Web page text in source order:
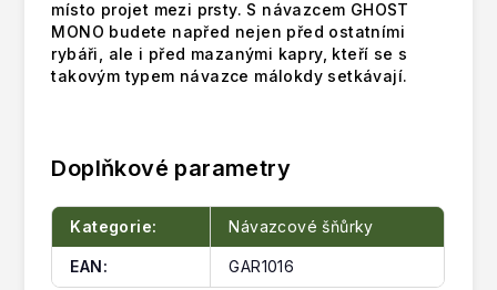
místo projet mezi prsty. S návazcem GHOST
MONO budete napřed nejen před ostatními
rybáři, ale i před mazanými kapry, kteří se s
takovým typem návazce málokdy setkávají.
Doplňkové parametry
Kategorie: Návazcové šňůrky
EAN: GAR1016